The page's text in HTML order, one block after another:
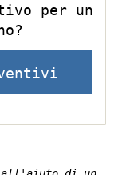
per un